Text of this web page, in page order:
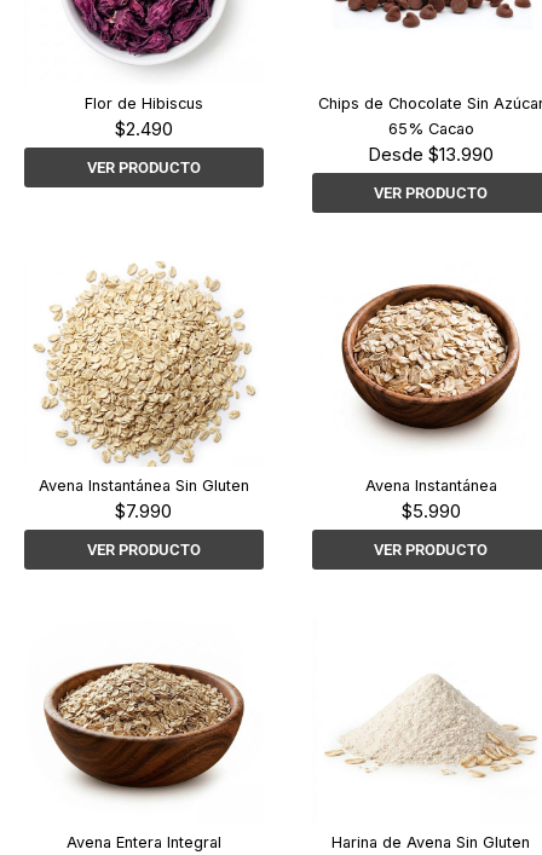
Flor de Hibiscus
$2.490
VER PRODUCTO
Chips de Chocolate Sin
65% Cacao
Desde$13.990
VER PRODUCTO
Avena Instantánea Sin Gluten
$7.990
VER PRODUCTO
Avena Instantánea
$5.990
VER PRODUCTO
Avena Entera Integral Harina de Avena Sin Gluten